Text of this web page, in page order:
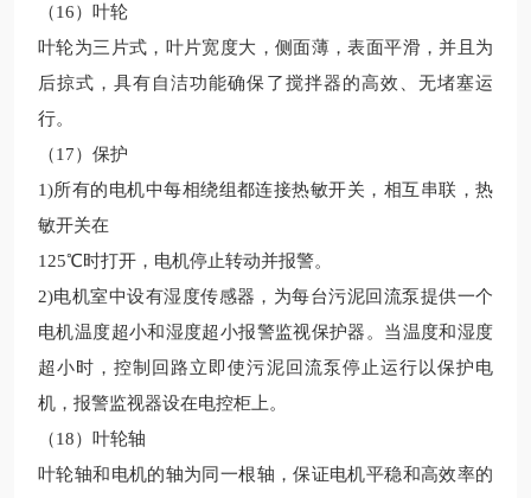
（16）叶轮
叶轮为三片式，叶片宽度大，侧面薄，表面平滑，并且为
后掠式，具有自洁功能确保了搅拌器的高效、无堵塞运
行。
（17）保护
1)所有的电机中每相绕组都连接热敏开关，相互串联，热
敏开关在
125℃时打开，电机停止转动并报警。
2)电机室中设有湿度传感器，为每台污泥回流泵提供一个
电机温度超小和湿度超小报警监视保护器。当温度和湿度
超小时，控制回路立即使污泥回流泵停止运行以保护电
机，报警监视器设在电控柜上。
（18）叶轮轴
叶轮轴和电机的轴为同一根轴，保证电机平稳和高效率的